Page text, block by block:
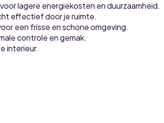
lagere energiekosten en duurzaamheid.
effectief door je ruimte.
een frisse en schone omgeving.
controle en gemak.
interieur.